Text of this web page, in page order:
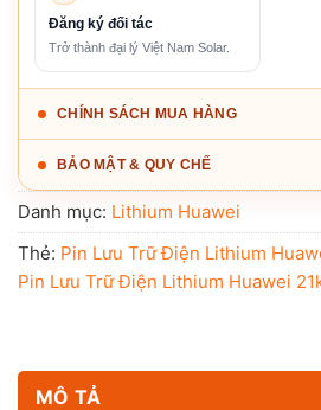
Đăng ký đối tác
Trở thành đại lý Việt Nam Solar.
CHÍNH SÁCH MUA HÀNG
BẢO MẬT & QUY CHẾ
Danh mục: Lithium Huawei
Thẻ: Pin Lưu Trữ Điện Lithium
Pin Lưu Trữ Điện Lithium Huawei
MÔ TẢ